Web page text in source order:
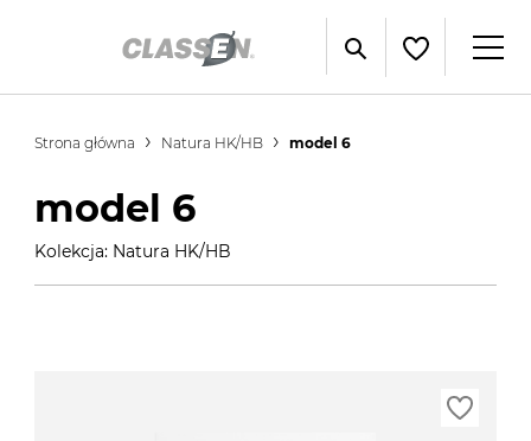
Strona główna Natura HK/HB model 6
model 6
Kolekcja: Natura HK/HB